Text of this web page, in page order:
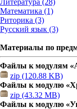
Литература (28)
Математика (1)
Риторика (3)
Русский язык (3)
Материалы по
Файлы к модулям
zip (120.88 KB)
Файлы к модулю
zip (43.32 MB)
Файлы к модулю